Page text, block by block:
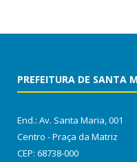
PREFEITURA DE SANTA
End.: Av. Santa Maria, 001
Centro - Praça da Matriz
CEP: 68738-000